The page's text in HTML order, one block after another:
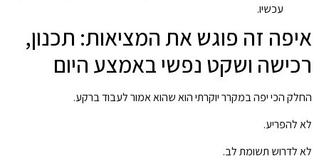
עכשיו.
איפה זה פוגש את המציאות: תכנון,
רכישה ושקט נפשי באמצע היום
החלק הכי יפה במקרר יוקרתי הוא שהוא אמור לעבוד ברקע.
לא להפריע.
לא לדרוש תשומת לב.